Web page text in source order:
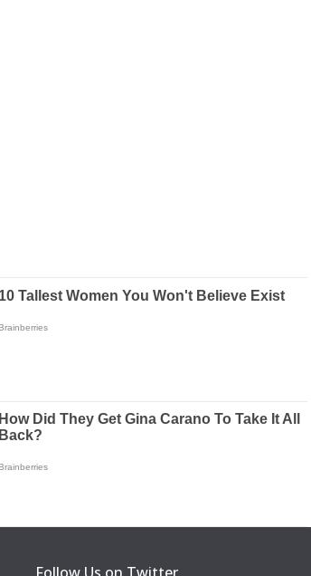
Follow Us on Twitter